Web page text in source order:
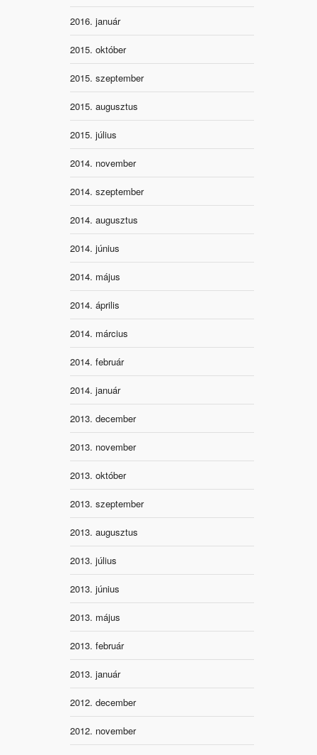
2016. január
2015. október
2015. szeptember
2015. augusztus
2015. július
2014. november
2014. szeptember
2014. augusztus
2014. június
2014. május
2014. április
2014. március
2014. február
2014. január
2013. december
2013. november
2013. október
2013. szeptember
2013. augusztus
2013. július
2013. június
2013. május
2013. február
2013. január
2012. december
2012. november